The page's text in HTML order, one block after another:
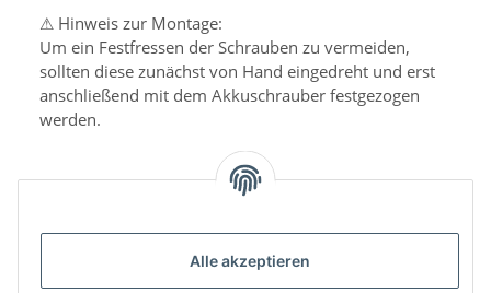
Alle akzeptieren
⚠ Hinweis zur Montage:
Um ein Festfressen der Schrauben zu vermeiden,
sollten diese zunächst von Hand eingedreht und erst
anschließend mit dem Akkuschrauber festgezogen
werden.